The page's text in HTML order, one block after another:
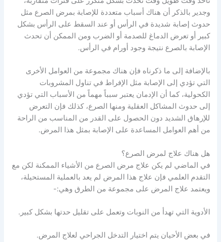
وجدير بالذكر أن هناك أسباب متعددة للإصابة بمرض الصرع مثل
حدوث إصابة شديدة في الرأس أو عند السقط على الرأس بشكل
كبير أو تعرض الدماغ للصدمة أو الضرب ومن الممكن أن تحدث
الإصابة بالصرع نتيجة وجود أورام في الرأس.
بالإضافة إلى ما ذكرناه فإن هناك مجموعة من العوامل الأخرى
التي تؤدي إلى الإصابة مثل الإفراط في تناول المشروبات
الكحولية، كما أن الإدمان يعتبر سبباً مهماً من الأسباب التي تؤدي
إلى حدوث المشاكل العقلية ومنها الصرع، كذلك فإن التعرض
للإرهاق الشديد دون الحصول على القدر من المناسب من الراحة
من أهم العوامل المساعدة على الإصابة بمثل هذا المرض.
هل هناك علاج لمرض الصرع؟
في الماضي لم يكن علاج مرض الصرع من الأشياء الممكنة لكن مع
التقدم العلمي فإن علاج هذا المرض لم يعد بالعملية المستحيلة،
ويعتمد علاج المرض على مجموعة من الطرق وهي:-
الأدوية التي تهدأ من النوبات وتعمل على تقليل حدتها بشكل كبير.
في بعض الأحيان يتم اختيار التدخل الجراحي لعلاج المرض.